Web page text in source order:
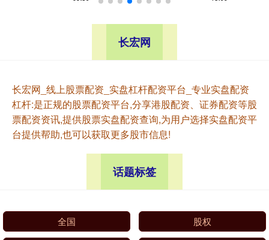
长宏网
长宏网_线上股票配资_实盘杠杆配资平台_专业实盘配资
杠杆:是正规的股票配资平台,分享港股配资、证券配资等股
票配资资讯,提供股票实盘配资查询,为用户选择实盘配资平
台提供帮助,也可以获取更多股市信息!
话题标签
全国 股权